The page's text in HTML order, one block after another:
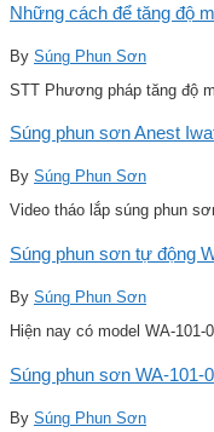
Những cách để tăng độ
By Súng Phun Sơn
STT Phương pháp tăng độ
Súng phun sơn Anest
By Súng Phun Sơn
Video tháo lắp súng phun
Súng phun sơn tự động
By Súng Phun Sơn
Hiện nay có model WA-101-
Súng phun sơn WA-101-
By Súng Phun Sơn